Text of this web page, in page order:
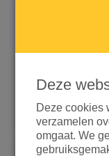
Snel doneren
Doneren met
Deze
Deze cookies
verzamelen
omgaat. We